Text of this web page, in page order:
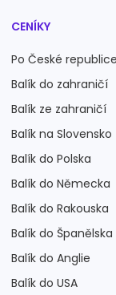
CENÍKY
Po České republice
Balík do zahraničí
Balík ze zahraničí
Balík na Slovensko
Balík do Polska
Balík do Německa
Balík do Rakouska
Balík do Španělska
Balík do Anglie
Balík do USA